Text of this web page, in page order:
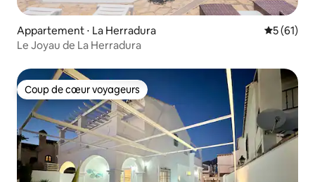
Appartement ⋅ La Herradura
5 (61)
Le Joyau de La Herradura
Coup de cœur voyageurs
Coup de cœur voyageurs